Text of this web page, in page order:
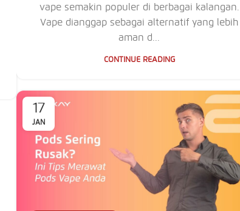
vape semakin populer di berbagai kalangan.
Vape dianggap sebagai alternatif yang lebih
aman d...
CONTINUE READING
17
JAN